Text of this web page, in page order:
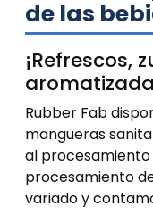
de las
¡Refrescos,
Rubber Fab
mangueras
al procesamiento
procesamiento
variado y